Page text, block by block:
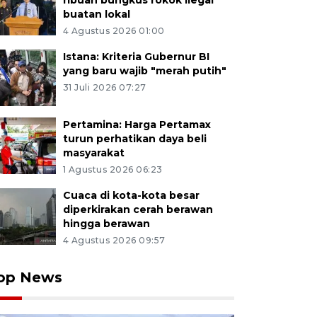
buatan lokal
4 Agustus 2026 01:00
Istana: Kriteria Gubernur BI
yang baru wajib "merah putih"
31 Juli 2026 07:27
Pertamina: Harga Pertamax
turun perhatikan daya beli
masyarakat
1 Agustus 2026 06:23
Cuaca di kota-kota besar
diperkirakan cerah berawan
hingga berawan
4 Agustus 2026 09:57
News